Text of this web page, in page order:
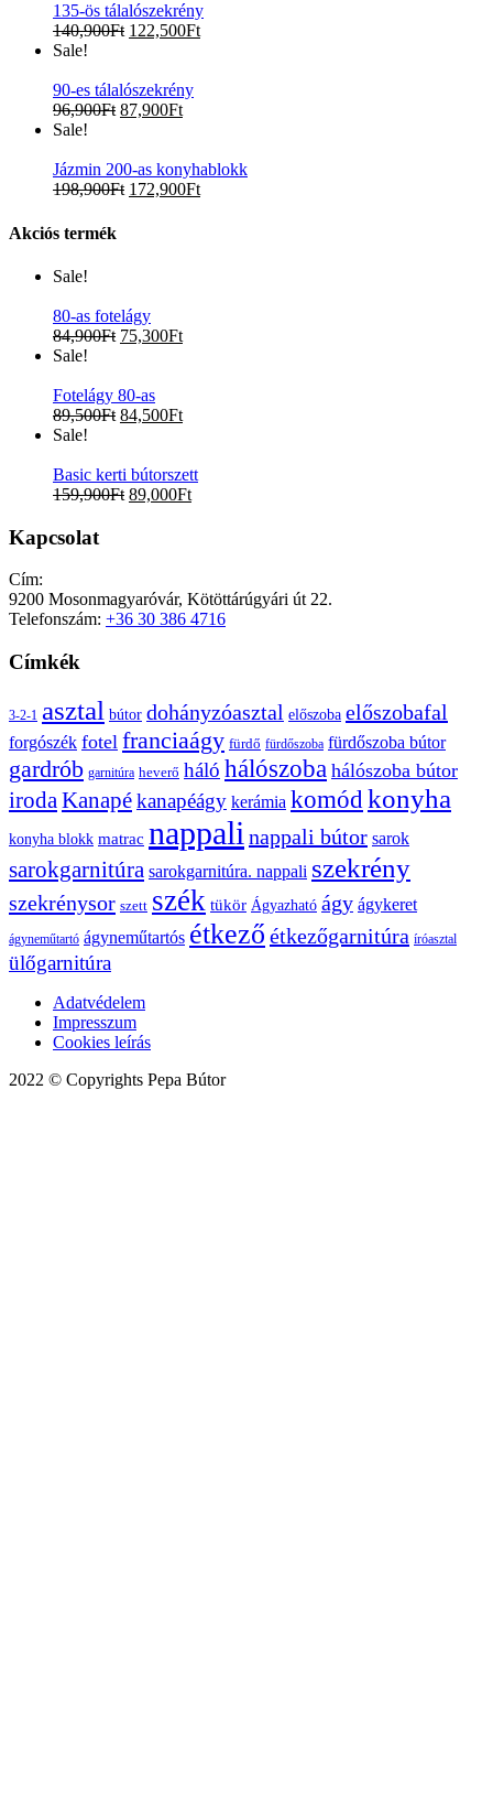
135-ös tálalószekrény
140,900Ft 122,500Ft
Sale!
90-es tálalószekrény
96,900Ft 87,900Ft
Sale!
Jázmin 200-as konyhablokk
198,900Ft 172,900Ft
Akciós termék
Sale!
80-as fotelágy
84,900Ft 75,300Ft
Sale!
Fotelágy 80-as
89,500Ft 84,500Ft
Sale!
Basic kerti bútorszett
159,900Ft 89,000Ft
Kapcsolat
Cím:
9200 Mosonmagyaróvár, Kötöttárúgyári út 22.
Telefonszám: +36 30 386 4716
Címkék
3-2-1 asztal bútor dohányzóasztal előszoba előszobafal
forgószék fotel franciaágy fürdő fürdőszoba fürdőszoba bútor
gardrób garnitúra heverő háló hálószoba hálószoba bútor
iroda Kanapékanapéágy kerámia komód konyha
konyha blokk matrac nappali nappali bútor sarok
sarokgarnitúra sarokgarnitúra. nappali szekrény
szekrénysor szett szék tükör Ágyazható ágy ágykeret
ágyneműtartó ágyneműtartós étkező étkezőgarnitúra íróasztal
ülőgarnitúra
Adatvédelem
Impresszum
Cookies leírás
2022 © Copyrights Pepa Bútor